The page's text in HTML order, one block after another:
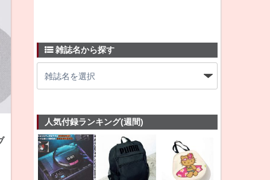
雑誌名から探す
人気付録ランキング(週間)